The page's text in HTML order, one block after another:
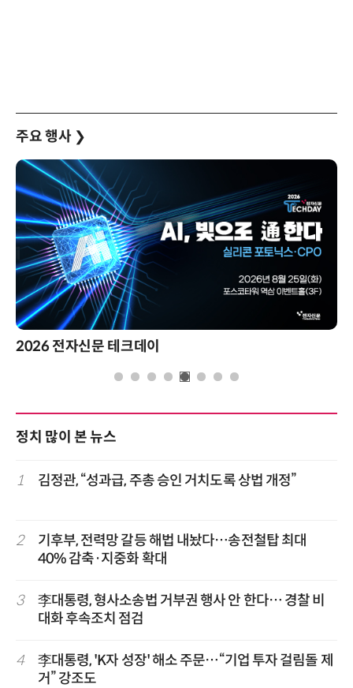
주요 행사 ❯
2026 전자신문 테크데이
정치 많이 본 뉴스
1 김정관, “성과급, 주총 승인 거치도록 상법 개정”
2
기후부, 전력망 갈등 해법 내놨다…송전철탑 최대
40% 감축·지중화 확대
3
李대통령, 형사소송법 거부권 행사 안 한다… 경찰 비
대화 후속조치 점검
4
李대통령, 'K자 성장' 해소 주문…“기업 투자 걸림돌 제
거” 강조도